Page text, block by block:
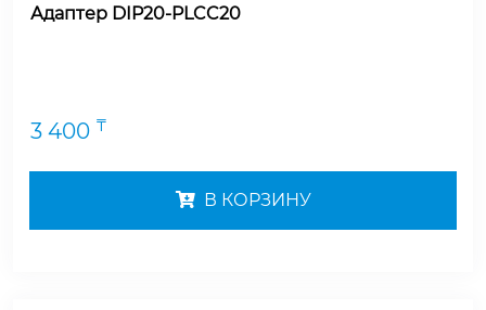
Адаптер DIP20-PLCC20
3 400 ₸
В КОРЗИНУ